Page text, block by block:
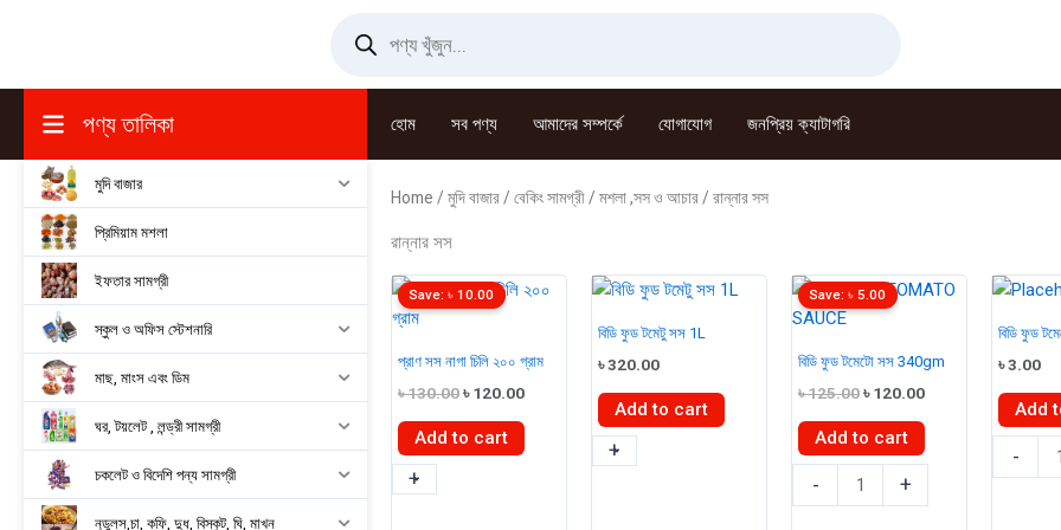
search
পণ্য তালিকা হোম সব পণ্য আমাদের সম্পর্কে যোগাযোগ জনপ্রিয় ক্যাটাগরি
মুদি বাজার
প্রিমিয়াম মশলা
ইফতার সামগ্রী
স্কুল ও অফিস স্টেশনারি
মাছ, মাংস এবং ডিম
ঘর, টয়লেট , লন্ড্রী সামগ্রী
চকলেট ও বিদেশি পন্য সামগ্রী
নুডুলস,চা, কফি, দুধ, বিস্কুট, ঘি, মাখন
Home / মুদি বাজার / বেকিং সামগ্রী / মশলা ,সস ও আচার / রান্নার সস
রান্নার সস
প্রাণ সস নাগা চিলি ২০০ গ্রাম
৳130.00Original
was:
৳ 130.00.
৳120.00Current
is:
৳ 120.00.
Save:৳10.00
Add to cart
-
প্রাণ
+
বিডি ফুড টমেটু সস 1L
৳320.00
Add to cart
-
বিডি+
বিডি ফুড টমেটো সস 340gm
৳125.00Original
was:
৳ 125.00.
৳120.00Current
is:
৳ 120.00.
Save:৳5.00
Add to cart
-
ফুড
+
বিডি ফুড
৳3.00
Add
-
ফুড